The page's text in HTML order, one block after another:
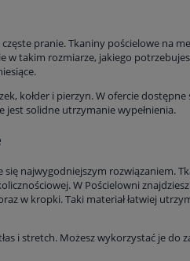
pranie. Tkaniny pościelowe na
w takim rozmiarze, jakiego
kołder i pierzyn. W ofercie
jest solidne utrzymanie wypełnienia.
najwygodniejszym rozwiązaniem.
W Pościelowni
w kropki. Taki materiał łatwiej
i stretch. Możesz wykorzystać je do